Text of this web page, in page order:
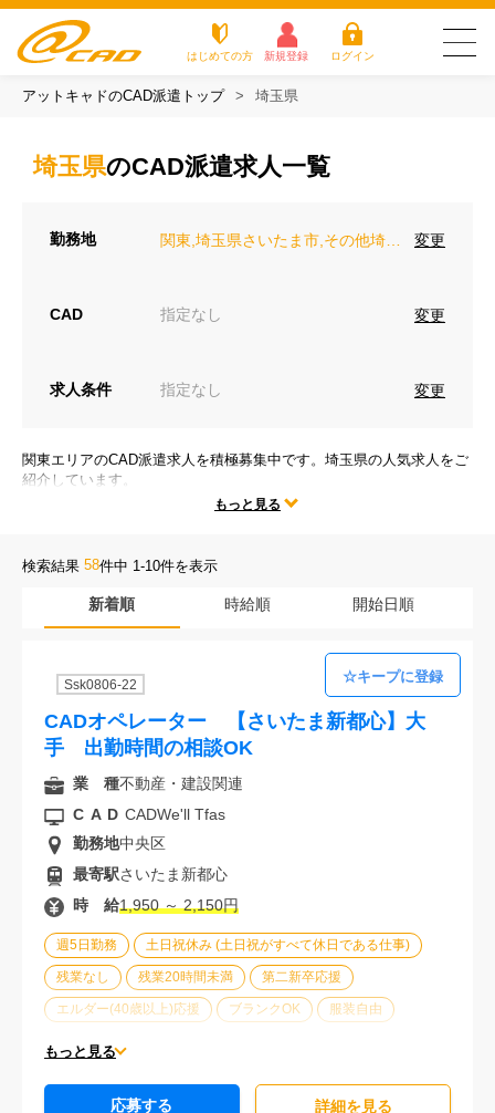
はじめての方 新規登録 ログイン
派遣がはじめての方
転職をご希望の方 企業のご担当者様
名古屋 0120-960-379 0120-978-186
電話受付：平日 9:15～19:00
方
探す
アットキャドのCAD派遣トップ 埼玉県
埼玉県のCAD派遣求人一覧
勤務地 変更
CAD 指定なし 変更
求人条件 指定なし 変更
関東エリアのCAD派遣求人を積極募集中です。埼玉県の人気求人をご
紹介しています。
テレワークや時短勤務、残業なしなどの人気な働き方だけではなく、
もっと見る
検索結果 58件中 1-10件を表示
新着順 時給順 開始日順
Ssk0806-22
CADオペレーター 【さいたま新都心】大
手 出勤時間の相談OK
週5日勤務 土日祝休み (土日祝がすべて休日である仕事)
残業なし 残業20時間未満 第二新卒応援
エルダー(40歳以上)応援 ブランクOK 服装自由
大手企業
派遣スタッフ活躍中 未経験歓迎
もっと見る
業 種不動産・建設関連
CAD CADWe'll Tfas
勤務地中央区
最寄駅さいたま新都心
時 給1,950 ～ 2,150円
応募する 詳細を⾒る